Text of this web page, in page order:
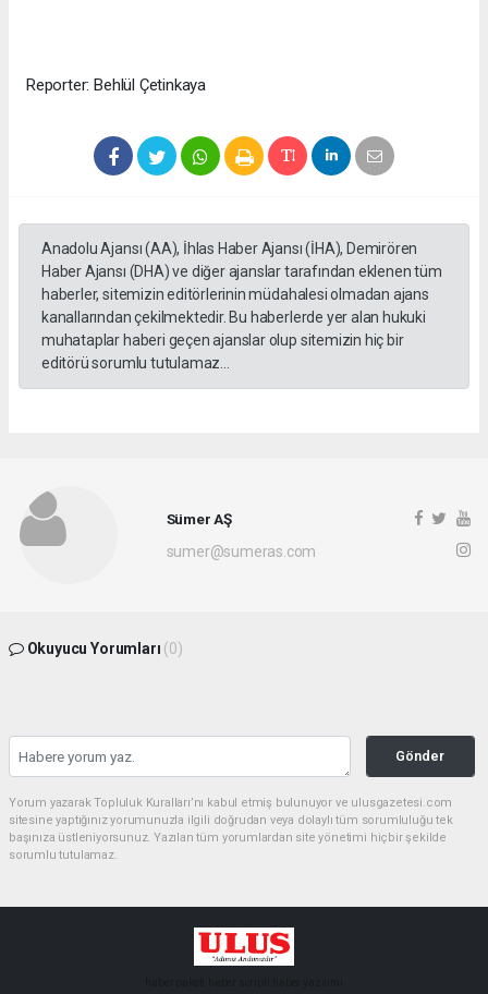
Reporter: Behlül Çetinkaya
Anadolu Ajansı (AA), İhlas Haber Ajansı (İHA), Demirören
Haber Ajansı (DHA) ve diğer ajanslar tarafından eklenen tüm
haberler, sitemizin editörlerinin müdahalesi olmadan ajans
kanallarından çekilmektedir. Bu haberlerde yer alan hukuki
muhataplar haberi geçen ajanslar olup sitemizin hiç bir
editörü sorumlu tutulamaz...
Sümer AŞ
sumer@sumeras.com
Okuyucu Yorumları (0)
Gönder
Yorum yazarak Topluluk Kuralları’nı kabul etmiş bulunuyor ve ulusgazetesi.com
sitesine yaptığınız yorumunuzla ilgili doğrudan veya dolaylı tüm sorumluluğu tek
başınıza üstleniyorsunuz. Yazılan tüm yorumlardan site yönetimi hiçbir şekilde
sorumlu tutulamaz.